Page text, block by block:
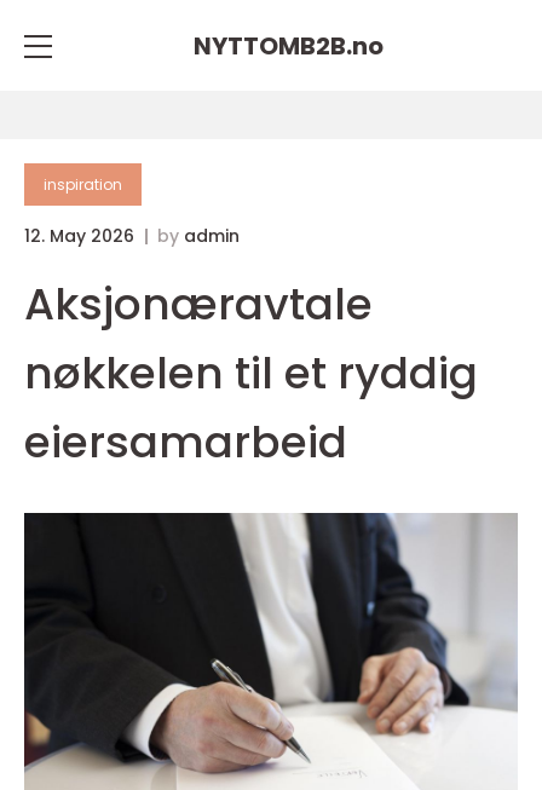
NYTTOMB2B.no
inspiration
12. May 2026 by admin
Aksjonæravtale
nøkkelen til et ryddig
eiersamarbeid